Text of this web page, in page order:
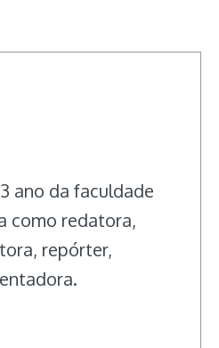
ano da faculdade
como redatora,
repórter,